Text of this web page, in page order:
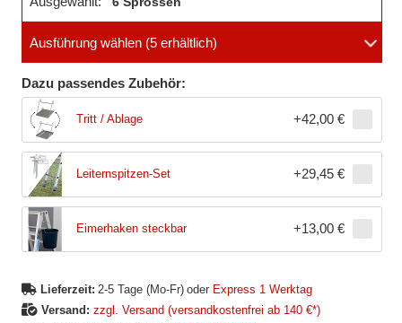
Ausführung wählen (5 erhältlich)
Dazu passendes Zubehör:
Tritt / Ablage +42,00 €
Leiternspitzen-Set +29,45 €
Eimerhaken steckbar +13,00 €
Lieferzeit: 2-5 Tage (Mo-Fr) oder Express 1 Werktag
Versand: zzgl. Versand (versandkostenfrei ab 140 €*)